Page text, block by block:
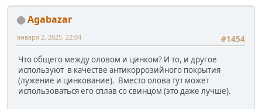
Agabazar
#1454
января 2, 2025, 22:04
Что общего между оловом и цинком? И то, и другое
используют в качестве антикоррозийного покрытия
(лужение и цинкование). Вместо олова тут может
использоваться его сплав со свинцом (это даже лучше).